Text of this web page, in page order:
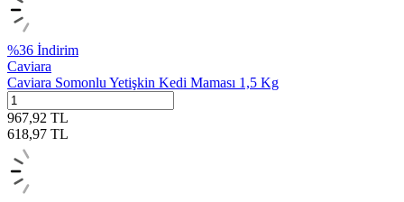
%36 İndirim
Caviara
Caviara Somonlu Yetişkin Kedi Maması 1,5 Kg
967,92 TL
618,97 TL